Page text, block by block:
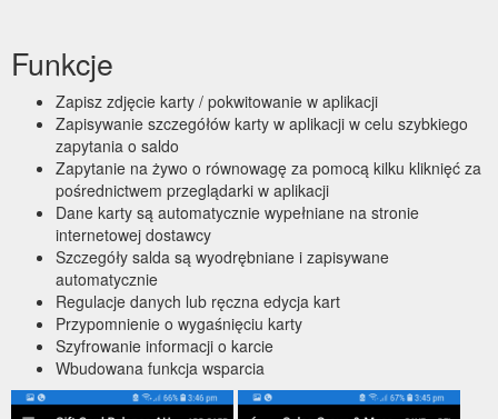
Funkcje
Zapisz zdjęcie karty / pokwitowanie w aplikacji
Zapisywanie szczegółów karty w aplikacji w celu szybkiego
zapytania o saldo
Zapytanie na żywo o równowagę za pomocą kilku kliknięć za
pośrednictwem przeglądarki w aplikacji
Dane karty są automatycznie wypełniane na stronie
internetowej dostawcy
Szczegóły salda są wyodrębniane i zapisywane
automatycznie
Regulacje danych lub ręczna edycja kart
Przypomnienie o wygaśnięciu karty
Szyfrowanie informacji o karcie
Wbudowana funkcja wsparcia